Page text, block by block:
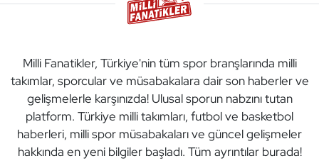
Milli Fanatikler, Türkiye'nin tüm spor branşlarında milli
takımlar, sporcular ve müsabakalara dair son haberler ve
gelişmelerle karşınızda! Ulusal sporun nabzını tutan
platform. Türkiye milli takımları, futbol ve basketbol
haberleri, milli spor müsabakaları ve güncel gelişmeler
hakkında en yeni bilgiler başladı. Tüm ayrıntılar burada!